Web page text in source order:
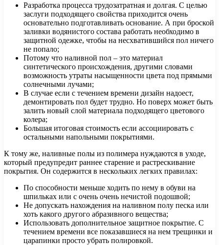
Разработка процесса трудозатратная и долгая. С целью
заслуги подходящего свойства приходится очень
основательно подготавливать основание. А при броской
заливки водянистого состава работать необходимо в
защитной одежке, чтобы на несхватившийся пол ничего
не попало;
Потому что наливной пол – это материал
синтетического происхождения, другими словами
возможность утраты насыщенности цвета под прямыми
солнечными лучами;
В случае если с течением времени дизайн надоест,
демонтировать пол будет трудно. Но поверх может быть
залить новый слой материала подходящего цветового
колера;
Большая итоговая стоимость если ассоциировать с
остальными напольными покрытиями.
К тому же, наливные полы из полимера нуждаются в уходе,
который предупредит раннее старение и растрескивание
покрытия. Он содержится в нескольких легких правилах:
По способности меньше ходить по нему в обуви на
шпильках или с очень очень нечистой подошвой;
Не допускать нахождения на наливном полу песка или
хоть какого другого абразивного вещества;
Использовать дополнительное защитное покрытие. С
течением времени все показавшиеся на нем трещинки и
царапинки просто убрать полировкой.